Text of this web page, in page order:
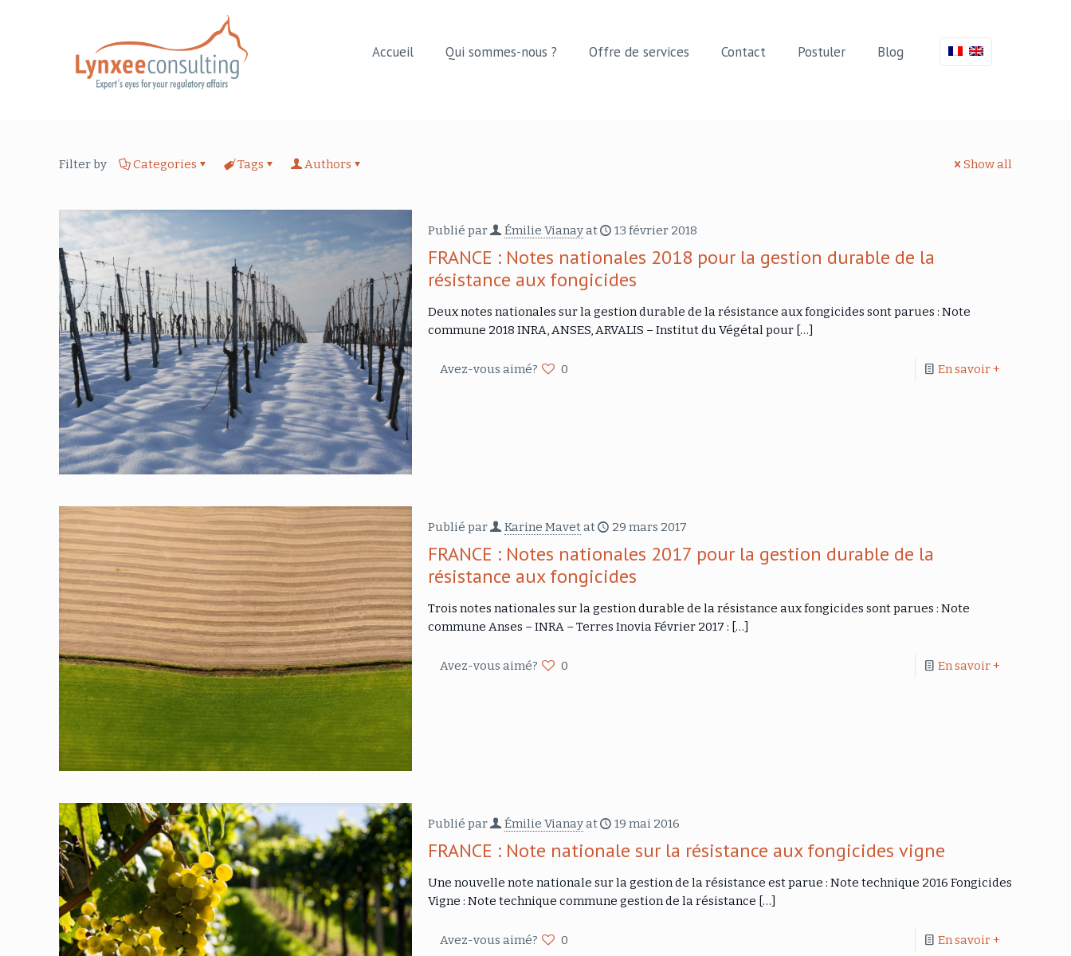
Accueil Qui sommes-nous ? Offre de services Contact Postuler Blog
Filter by Categories Tags Authors Show all
Publié par Émilie Vianay at 13 février 2018
FRANCE : Notes nationales 2018 pour la gestion durable de la
résistance aux fongicides
Deux notes nationales sur la gestion durable de la résistance aux fongicides sont parues : Note
commune 2018 INRA, ANSES, ARVALIS – Institut du Végétal pour[…]
Avez-vous aimé? 0 En savoir +
Publié par Karine Mavet at 29 mars 2017
FRANCE : Notes nationales 2017 pour la gestion durable de la
résistance aux fongicides
Trois notes nationales sur la gestion durable de la résistance aux fongicides sont parues : Note
commune Anses – INRA – Terres Inovia Février 2017 : […]
Avez-vous aimé? 0 En savoir +
Publié par Émilie Vianay at 19 mai 2016
FRANCE : Note nationale sur la résistance aux fongicides vigne
Une nouvelle note nationale sur la gestion de la résistance est parue : Note technique 2016 Fongicides
Vigne : Note technique commune gestion de la résistance […]
Avez-vous aimé? 0 En savoir +